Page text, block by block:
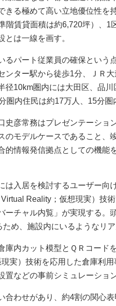
きる極めて高い立地優位性を
階賃貸面積は約6,720坪）、1
とは一線を画す。
るパート従業員の確保という
ンター駅から徒歩1分、ＪＲ
径10km圏内には大田区、品
圏内住民は約17万人、15分
史彦常務はプレゼンテーショ
のモデルケースであること、
的情報発信拠点としての機能
は入居を検討するユーザー向
Reality；仮想現実）技
ーチャル内覧」が実現する。
ため、施設内にいるようなリ
庫内カット模型とＱＲコード
現実）技術を応用した倉庫利
置などの事前シミュレーショ
合わせがあり、約4割の関心